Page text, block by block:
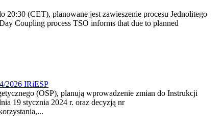
(CET), planowane jest zawieszenie procesu Jednolitego
Coupling process TSO informs that due to planned
2026 IRiESP
(OSP), planują wprowadzenie zmian do Instrukcji
19 stycznia 2024 r. oraz decyzją nr